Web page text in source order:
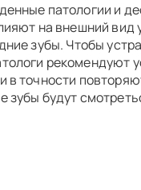
патологии и
на внешний вид
зубы. Чтобы
рекомендуют
в точности
зубы будут